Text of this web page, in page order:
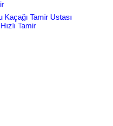
Tamir Ustası
Tamir